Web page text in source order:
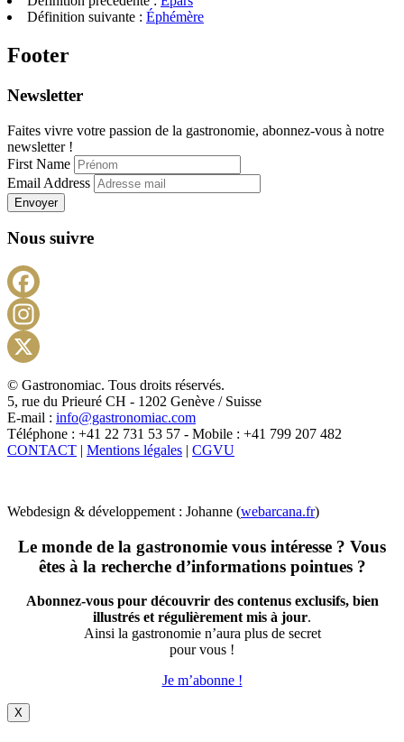
Définition suivante : Éphémère
Footer
Newsletter
Faites vivre votre passion de la gastronomie, abonnez-vous à notre
newsletter !
First Name
Email Address
Envoyer
Nous suivre
X
© Gastronomiac. Tous droits réservés.
5, rue du Prieuré CH - 1202 Genève / Suisse
E-mail : info@gastronomiac.com
Téléphone : +41 22 731 53 57 - Mobile : +41 799 207 482
CONTACT | Mentions légales | CGVU
Webdesign & développement : Johanne (webarcana.fr)
Le monde de la gastronomie vous intéresse ? Vous
êtes à la recherche d’informations pointues ?
Abonnez-vous pour découvrir des contenus exclusifs, bien
illustrés et régulièrement mis à jour.
Ainsi la gastronomie n’aura plus de secret
pour vous !
Je m’abonne !
X